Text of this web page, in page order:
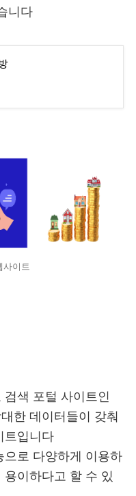
니다
사이트
색 포털 사이트인
한 데이터들이 갖춰
트입니다
로 다양하게 이용하
이하다고 할 수 있